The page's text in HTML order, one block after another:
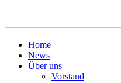
Home
News
Über uns
Vorstand